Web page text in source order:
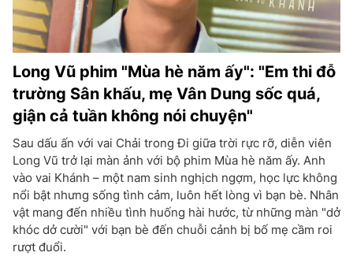
Long Vũ phim "Mùa hè năm ấy": "Em thi đỗ
trường Sân khấu, mẹ Vân Dung sốc quá,
giận cả tuần không nói chuyện"
Sau dấu ấn với vai Chải trong Đi giữa trời rực rỡ, diễn viên
Long Vũ trở lại màn ảnh với bộ phim Mùa hè năm ấy. Anh
vào vai Khánh – một nam sinh nghịch ngợm, học lực không
nổi bật nhưng sống tình cảm, luôn hết lòng vì bạn bè. Nhân
vật mang đến nhiều tình huống hài hước, từ những màn "dở
khóc dở cười" với bạn bè đến chuỗi cảnh bị bố mẹ cầm roi
rượt đuổi.